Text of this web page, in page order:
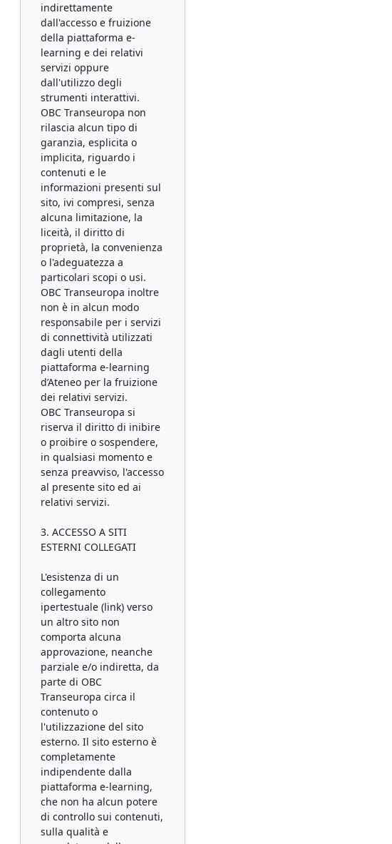
indirettamente
dall'accesso e fruizione
della piattaforma e-
learning e dei relativi
servizi oppure
dall'utilizzo degli
strumenti interattivi.
OBC Transeuropa non
rilascia alcun tipo di
garanzia, esplicita o
implicita, riguardo i
contenuti e le
informazioni presenti sul
sito, ivi compresi, senza
alcuna limitazione, la
liceità, il diritto di
proprietà, la convenienza
o l'adeguatezza a
particolari scopi o usi.
OBC Transeuropa inoltre
non è in alcun modo
responsabile per i servizi
di connettività utilizzati
dagli utenti della
piattaforma e-learning
d’Ateneo per la fruizione
dei relativi servizi.
OBC Transeuropa si
riserva il diritto di inibire
o proibire o sospendere,
in qualsiasi momento e
senza preavviso, l'accesso
al presente sito ed ai
relativi servizi.
3. ACCESSO A SITI
ESTERNI COLLEGATI
L'esistenza di un
collegamento
ipertestuale (link) verso
un altro sito non
comporta alcuna
approvazione, neanche
parziale e/o indiretta, da
parte di OBC
Transeuropa circa il
contenuto o
l'utilizzazione del sito
esterno. Il sito esterno è
completamente
indipendente dalla
piattaforma e-learning,
che non ha alcun potere
di controllo sui contenuti,
sulla qualità e